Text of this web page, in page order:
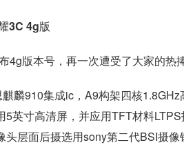
3C 4g版
4g版本号，再一次遭受了大家的热
麟910集成ic，A9构架四核
5英寸高清屏，并应用TFT材料
头层面后摄选用sony第二代BSI摄